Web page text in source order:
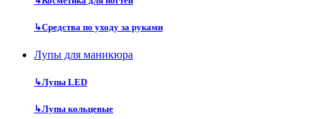
↳Средства по уходу за руками
Лупы для маникюра
↳Лупы LED
↳Лупы кольцевые